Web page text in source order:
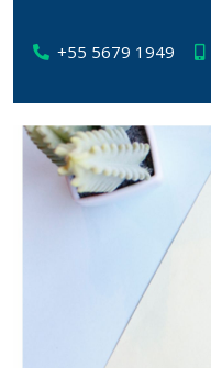
+55 5679 1949